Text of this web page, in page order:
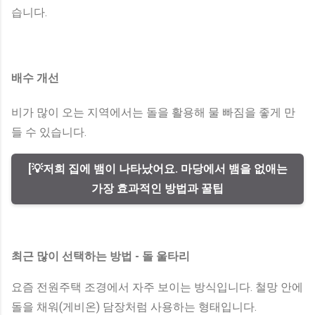
습니다.
배수 개선
비가 많이 오는 지역에서는 돌을 활용해 물 빠짐을 좋게 만
들 수 있습니다.
[💡저희 집에 뱀이 나타났어요. 마당에서 뱀을 없애는
가장 효과적인 방법과 꿀팁
최근 많이 선택하는 방법 - 돌 울타리
요즘 전원주택 조경에서 자주 보이는 방식입니다. 철망 안에
돌을 채워(게비온) 담장처럼 사용하는 형태입니다.